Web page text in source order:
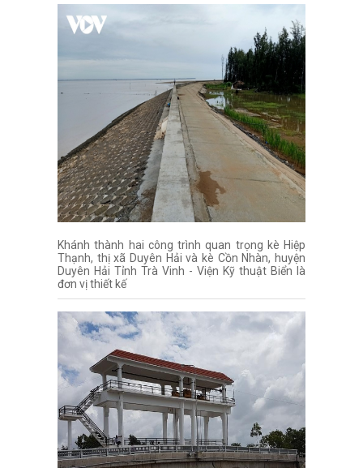
Khánh thành hai công trình quan trọng kè Hiệp
Thạnh, thị xã Duyên Hải và kè Cồn Nhàn, huyện
Duyên Hải Tỉnh Trà Vinh - Viện Kỹ thuật Biển là
đơn vị thiết kế